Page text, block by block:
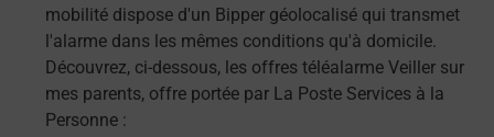
mobilité dispose d'un Bipper géolocalisé qui transmet
l'alarme dans les mêmes conditions qu'à domicile.
Découvrez, ci-dessous, les offres téléalarme Veiller sur
mes parents, offre portée par La Poste Services à la
Personne :